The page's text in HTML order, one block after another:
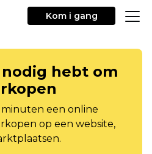
Kom i gang
hebt om
een online
op een website,